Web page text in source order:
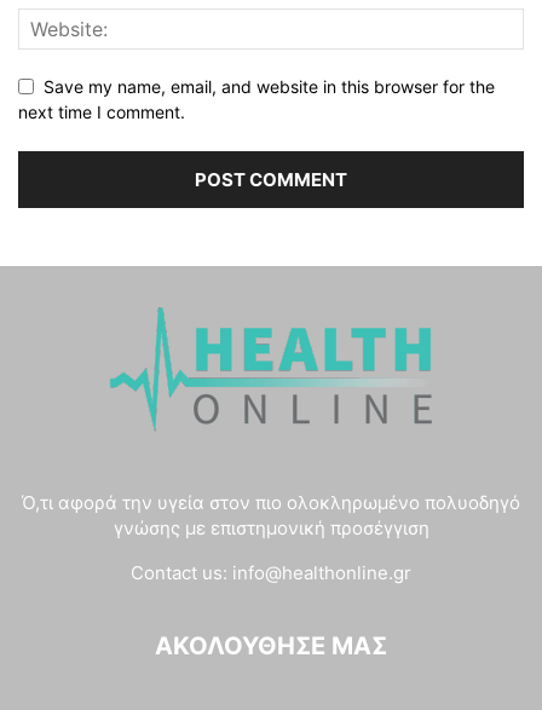
Save my name, email, and website in this browser for the
next time I comment.
Ό,τι αφορά την υγεία στον πιο ολοκληρωμένο πολυοδηγό
γνώσης με επιστημονική προσέγγιση
Contact us: info@healthonline.gr
ΑΚΟΛΟΎΘΗΣΈ ΜΑΣ